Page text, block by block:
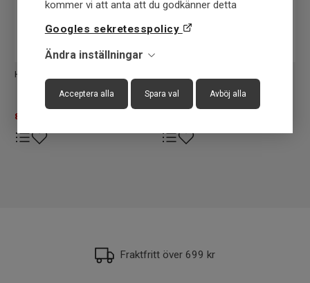
kommer vi att anta att du godkänner detta
Googles sekretesspolicy
Ändra inställningar
Acceptera alla Spara val Avböj alla
Haunter - Appstyrd Värmeväst
899
Mel Sweater
Fraktfritt över 699 kr